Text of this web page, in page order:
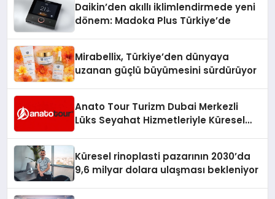
Daikin’den akıllı iklimlendirmede yeni
dönem: Madoka Plus Türkiye’de
Mirabellix, Türkiye’den dünyaya
uzanan güçlü büyümesini sürdürüyor
Anato Tour Turizm Dubai Merkezli
Lüks Seyahat Hizmetleriyle Küresel
Küresel rinoplasti pazarının 2030’da
9,6 milyar dolara ulaşması bekleniyor